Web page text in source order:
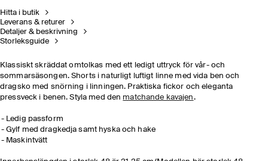
Hitta i butik
Leverans & returer
Detaljer & beskrivning
Storleksguide
Klassiskt skräddat omtolkas med ett ledigt uttryck för vår- och
sommarsäsongen. Shorts i naturligt luftigt linne med vida ben och
dragsko med snörning i linningen. Praktiska fickor och eleganta
pressveck i benen. Styla med den matchande kavajen.
Ledig passform
Gylf med dragkedja samt hyska och hake
Maskintvätt